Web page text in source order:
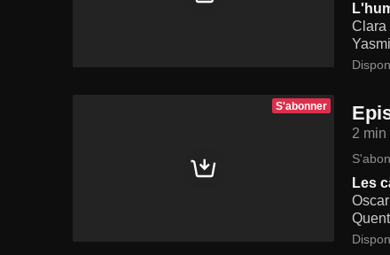
Clara
S'abonner
2 min
Les